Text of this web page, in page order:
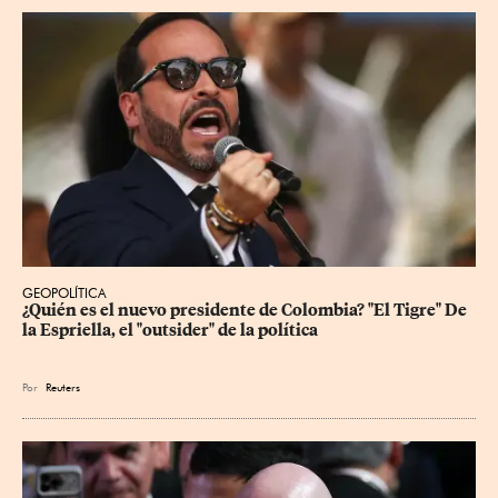
GEOPOLÍTICA
¿Quién es el nuevo presidente de Colombia? "El Tigre" De
la Espriella, el "outsider" de la política
Por Reuters